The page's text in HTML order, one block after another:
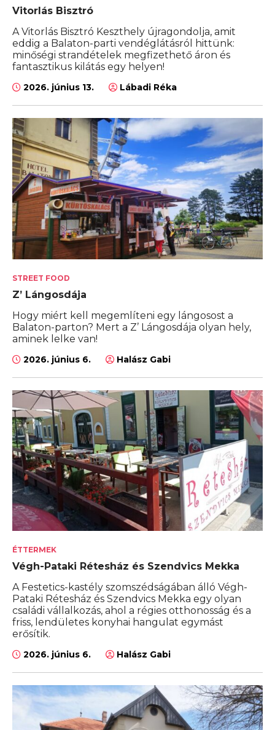
Vitorlás Bisztró
A Vitorlás Bisztró Keszthely újragondolja, amit
eddig a Balaton-parti vendéglátásról hittünk:
minőségi strandételek megfizethető áron és
fantasztikus kilátás egy helyen!
2026. június 13. Lábadi Réka
STREET FOOD
Z’ Lángosdája
Hogy miért kell megemlíteni egy lángosost a
Balaton-parton? Mert a Z’ Lángosdája olyan hely,
aminek lelke van!
2026. június 6. Halász Gabi
ÉTTERMEK
Végh-Pataki Rétesház és Szendvics Mekka
A Festetics-kastély szomszédságában álló Végh-
Pataki Rétesház és Szendvics Mekka egy olyan
családi vállalkozás, ahol a régies otthonosság és a
friss, lendületes konyhai hangulat egymást
erősítik.
2026. június 6. Halász Gabi